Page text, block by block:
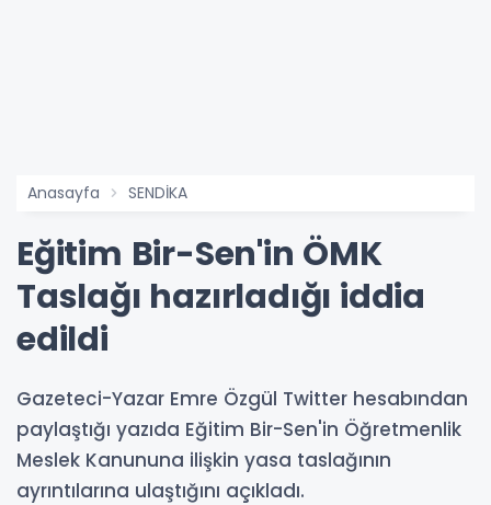
Anasayfa SENDİKA
Eğitim Bir-Sen'in ÖMK
Taslağı hazırladığı iddia
edildi
Gazeteci-Yazar Emre Özgül Twitter hesabından
paylaştığı yazıda Eğitim Bir-Sen'in Öğretmenlik
Meslek Kanununa ilişkin yasa taslağının
ayrıntılarına ulaştığını açıkladı.